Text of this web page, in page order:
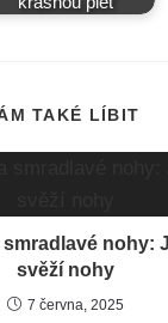
TAKÉ LÍBIT
smradlavé nohy:
svěží nohy
7 června, 2025